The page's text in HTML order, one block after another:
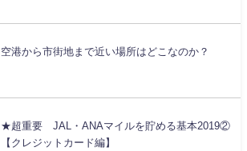
空港から市街地まで近い場所はどこなのか？
★超重要 JAL・ANAマイルを貯める基本2019②
【クレジットカード編】